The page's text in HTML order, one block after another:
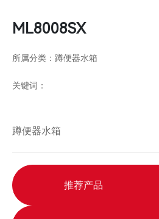
ML8008SX
所属分类： 蹲便器水箱
关键词：
推荐产品